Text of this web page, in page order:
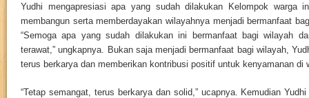
Yudhi mengapresiasi apa yang sudah dilakukan Kelompok warga
membangun serta memberdayakan wilayahnya menjadi bermanfaat
“Semoga apa yang sudah dilakukan ini bermanfaat bagi wilayah
terawat,” ungkapnya. Bukan saja menjadi bermanfaat bagi wilayah,
terus berkarya dan memberikan kontribusi positif untuk kenyamanan di
“Tetap semangat, terus berkarya dan solid,” ucapnya. Kemudian